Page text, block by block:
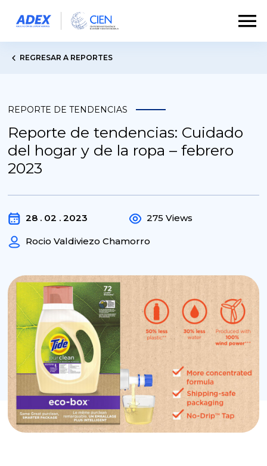
REGRESAR A REPORTES
REPORTE DE TENDENCIAS
Reporte de tendencias: Cuidado
del hogar y de la ropa – febrero
2023
28 . 02 . 2023
Rocio Valdiviezo Chamorro
275 Views